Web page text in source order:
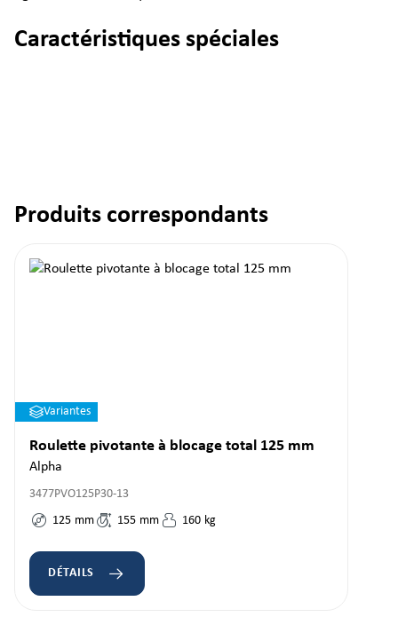
Caractéristiques spéciales
Ignorer la galerie de produits
Produits correspondants
Variantes
Roulette pivotante à blocage total 125 mm
Alpha
3477PVO125P30-13
125 mm 155 mm 160 kg
DÉTAILS